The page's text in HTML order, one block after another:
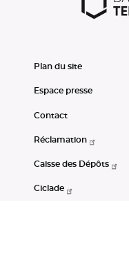
Plan du site
Espace presse
Contact
Réclamation
Caisse des Dépôts
Ciclade